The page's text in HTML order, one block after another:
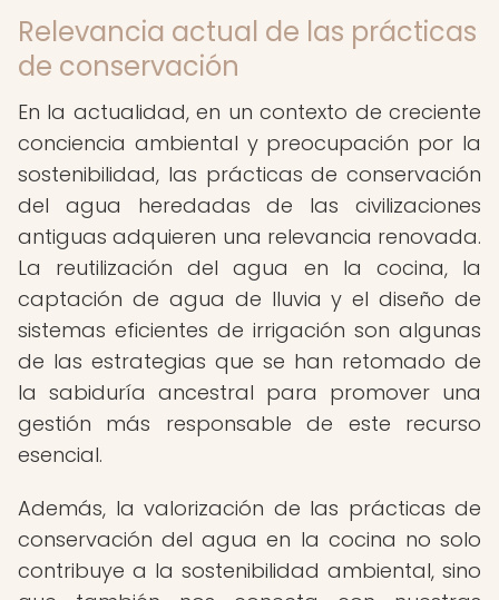
Relevancia actual de las prácticas
de conservación
En la actualidad, en un contexto de creciente
conciencia ambiental y preocupación por la
sostenibilidad, las prácticas de conservación
del agua heredadas de las civilizaciones
antiguas adquieren una relevancia renovada.
La reutilización del agua en la cocina, la
captación de agua de lluvia y el diseño de
sistemas eficientes de irrigación son algunas
de las estrategias que se han retomado de
la sabiduría ancestral para promover una
gestión más responsable de este recurso
esencial.
Además, la valorización de las prácticas de
conservación del agua en la cocina no solo
contribuye a la sostenibilidad ambiental, sino